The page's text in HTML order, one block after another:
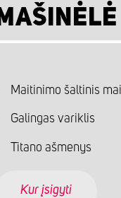
MAŠINĖLĖ
Maitinimo šaltinis
Galingas variklis
Titano ašmenys
Kur įsigyti